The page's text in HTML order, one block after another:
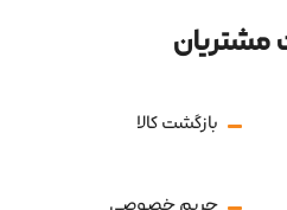
بازگشت کالا